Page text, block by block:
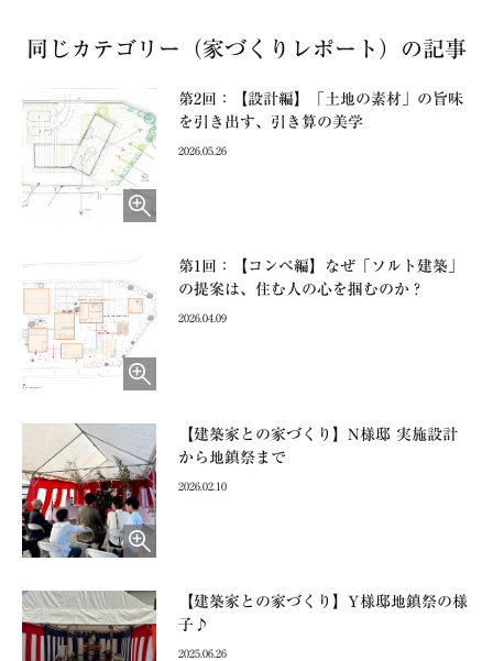
同じカテゴリー（家づくりレポート）の記事
第2回：【設計編】「土地の素材」の旨味
を引き出す、引き算の美学
2026.05.26
第1回：【コンペ編】なぜ「ソルト建築」
の提案は、住む人の心を掴むのか？
2026.04.09
【建築家との家づくり】N様邸 実施設計
から地鎮祭まで
2026.02.10
【建築家との家づくり】Y様邸地鎮祭の様
子♪
2025.06.26